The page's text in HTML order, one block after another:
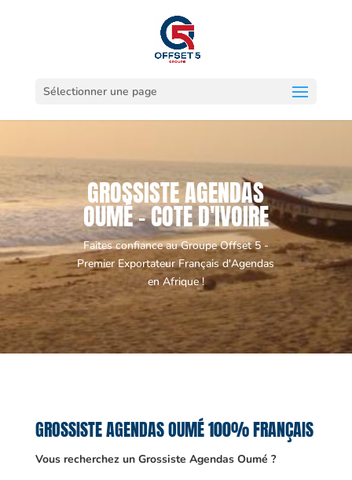
Sélectionner une page
GROSSISTE AGENDAS
OUMÉ - COTE D'IVOIRE
Faites confiance au Groupe Offset 5 -
Premier Exportateur Français d'Agendas
en Afrique !
GROSSISTE AGENDAS OUMÉ 100% FRANÇAIS
Vous recherchez un Grossiste Agendas Oumé ?